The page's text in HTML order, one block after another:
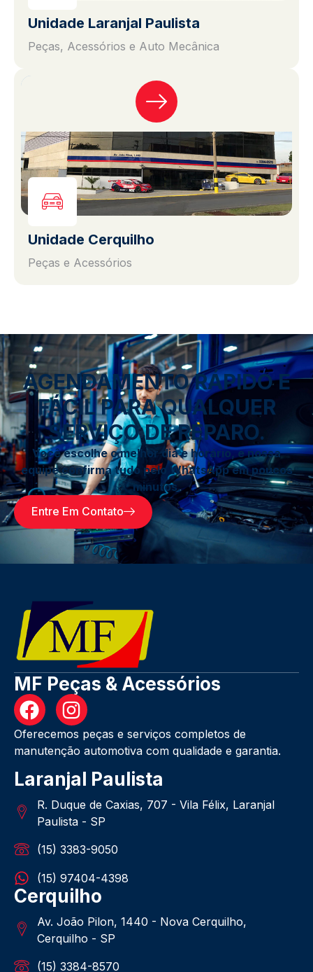
Unidade Laranjal Paulista
Peças, Acessórios e Auto Mecânica
Unidade Cerquilho
Peças e Acessórios
AGENDAMENTO RÁPIDO E
FÁCIL PARA QUALQUER
SERVIÇO DE REPARO.
Você escolhe o melhor dia e horário, e nossa
equipe confirma tudo pelo WhatsApp em poucos
minutos.
Entre Em Contato
MF Peças & Acessórios
Oferecemos peças e serviços completos de
manutenção automotiva com qualidade e garantia.
Laranjal Paulista
R. Duque de Caxias, 707 - Vila Félix, Laranjal
Paulista - SP
(15) 3383-9050
(15) 97404-4398
Cerquilho
Av. João Pilon, 1440 - Nova Cerquilho,
Cerquilho - SP
(15) 3384-8570